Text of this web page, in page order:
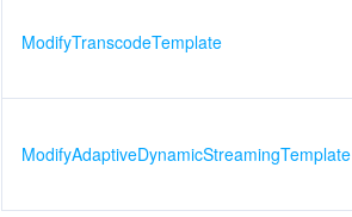
ModifyTranscodeTemplate
ModifyAdaptiveDynamicStreamingTemplate